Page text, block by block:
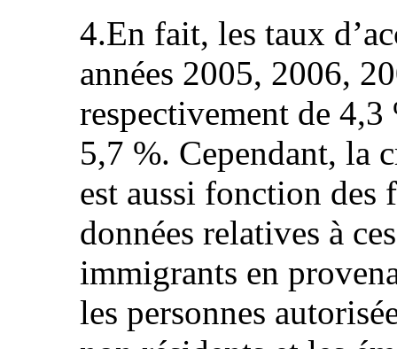
4.En fait, les taux
années 2005, 2006,
respectivement de
5,7 %. Cependant, la
est aussi fonction
données relatives à
immigrants en
les personnes